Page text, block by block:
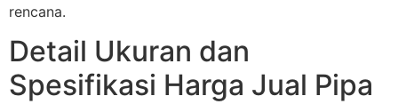
rencana.
Detail Ukuran dan
Spesifikasi Harga Jual Pipa